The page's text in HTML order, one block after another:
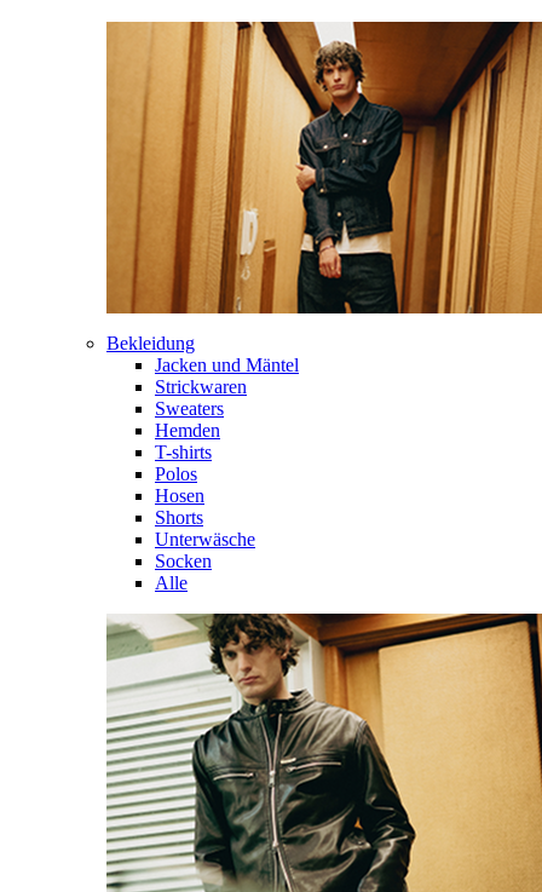
Bekleidung
Jacken und Mäntel
Strickwaren
Sweaters
Hemden
T-shirts
Polos
Hosen
Shorts
Unterwäsche
Socken
Alle